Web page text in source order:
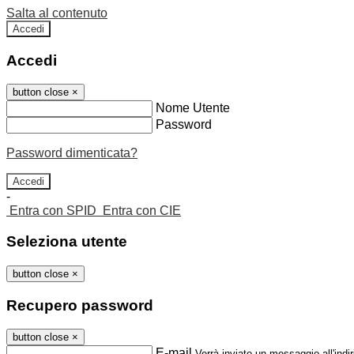
Salta al contenuto
Accedi
Accedi
button close ×
Nome Utente
Password
Password dimenticata?
-
Entra con SPID
Entra con CIE
Seleziona utente
button close ×
Recupero password
button close ×